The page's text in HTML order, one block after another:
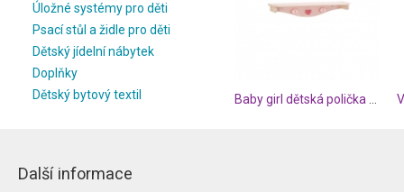
Úložné systémy pro děti
Psací stůl a židle pro děti
Dětský jídelní nábytek
Doplňky
Dětský bytový textil
Další informace